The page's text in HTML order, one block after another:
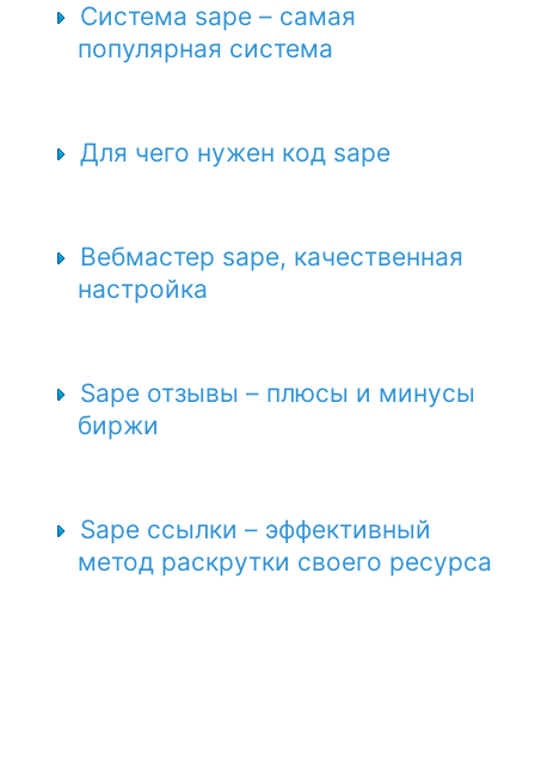
Система sape – самая
популярная система
Для чего нужен код sape
Вебмастер sape, качественная
настройка
Sape отзывы – плюсы и минусы
биржи
Sape ссылки – эффективный
метод раскрутки своего ресурса